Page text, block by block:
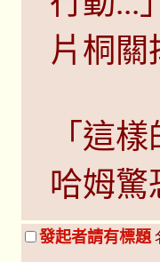
片桐關
「這
哈姆驚
發起者請有標題